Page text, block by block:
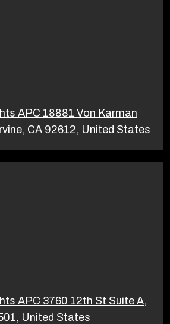
APC 18881 Von Karman
CA 92612, United States
APC 3760 12th St Suite A,
United States